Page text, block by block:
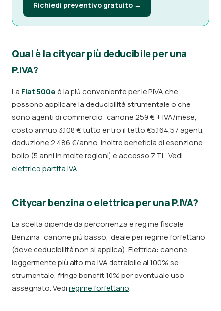
Richiedi preventivo gratuito →
Qual è la citycar più deducibile per una
P.IVA?
La Fiat 500eè la più conveniente per le P.IVA che
possono applicare la deducibilità strumentale o che
sono agenti di commercio: canone 259 € + IVA/mese,
costo annuo 3.108 € tutto entro il tetto €5.164,57 agenti,
deduzione 2.486 €/anno. Inoltre beneficia di esenzione
bollo (5 anni in molte regioni) e accesso ZTL. Vedi
elettrico partita IVA.
Citycar benzina o elettrica per una P.IVA?
La scelta dipende da percorrenza e regime fiscale.
Benzina: canone più basso, ideale per regime forfettario
(dove deducibilità non si applica). Elettrica: canone
leggermente più alto ma IVA detraibile al 100% se
strumentale, fringe benefit 10% per eventuale uso
assegnato. Vediregime forfettario.